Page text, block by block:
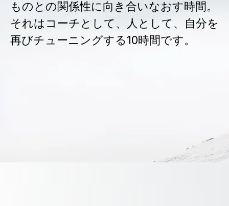
ものとの関係性に向き合いなおす時間。
それはコーチとして、人として、自分を
再びチューニングする10時間です。